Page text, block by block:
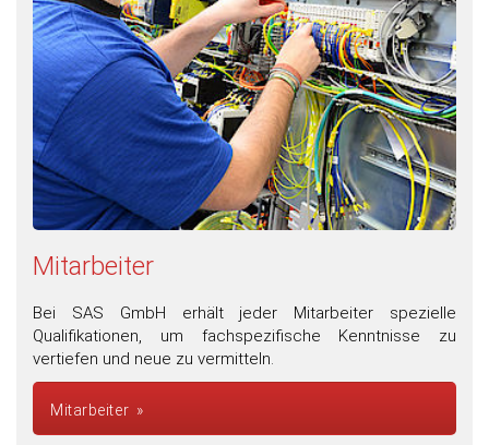
Mitarbeiter
Bei SAS GmbH erhält jeder Mitarbeiter spezielle
Qualifikationen, um fachspezifische Kenntnisse zu
vertiefen und neue zu vermitteln.
Mitarbeiter